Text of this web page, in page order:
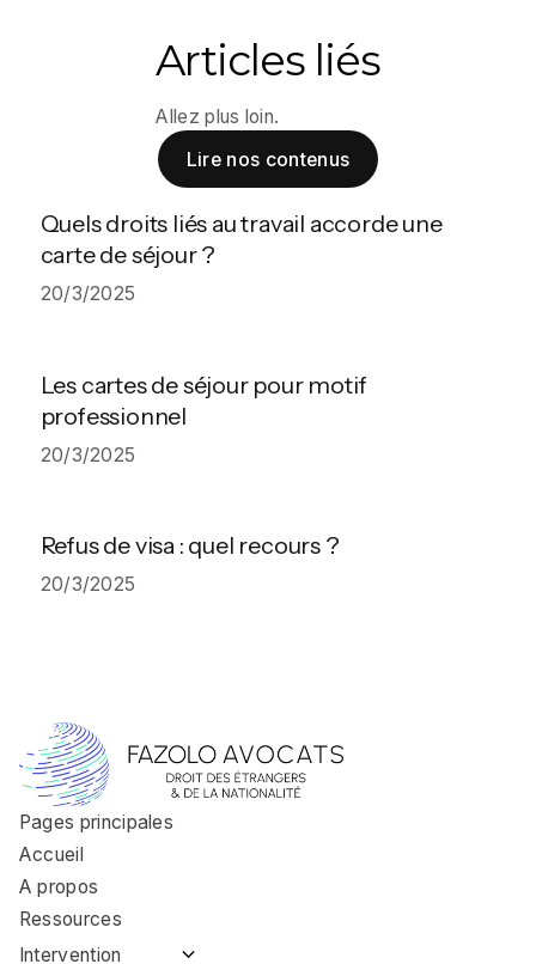
Articles liés
Allez plus loin.
Lire nos contenus
Quels droits liés au travail accorde une
carte de séjour ?
20/3/2025
Les cartes de séjour pour motif
professionnel
20/3/2025
Refus de visa : quel recours ?
20/3/2025
Pages principales
Accueil
A propos
Ressources
Intervention